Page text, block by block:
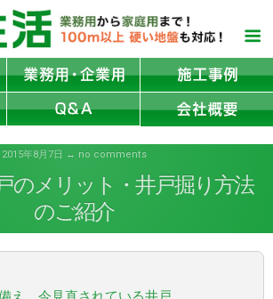
2015年8月7日 ↔ no comments
のメリット・井戸掘り方法
のご紹介